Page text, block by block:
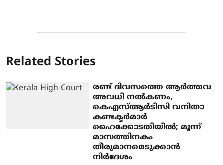
Related Stories
രണ്ട് ദിവസത്തെ ആര്‍ത്തവ
അവധി നല്‍കണം,
കെഎസ്ആര്‍ടിസി വനിതാ
കണ്ടക്ടര്‍മാര്‍
ഹൈക്കോടതിയില്‍; മൂന്ന്
മാസത്തിനകം
തീരുമാനമെടുക്കാന്‍
നിര്‍ദേശം